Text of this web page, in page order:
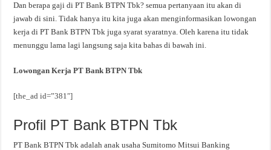
Dan berapa gaji di PT Bank BTPN Tbk? semua pertanyaan itu akan di
jawab di sini. Tidak hanya itu kita juga akan menginformasikan lowongan
kerja di PT Bank BTPN Tbk juga syarat syaratnya. Oleh karena itu tidak
menunggu lama lagi langsung saja kita bahas di bawah ini.
Lowongan Kerja PT Bank BTPN Tbk
[the_ad id=”381″]
Profil PT Bank BTPN Tbk
PT Bank BTPN Tbk adalah anak usaha Sumitomo Mitsui Banking